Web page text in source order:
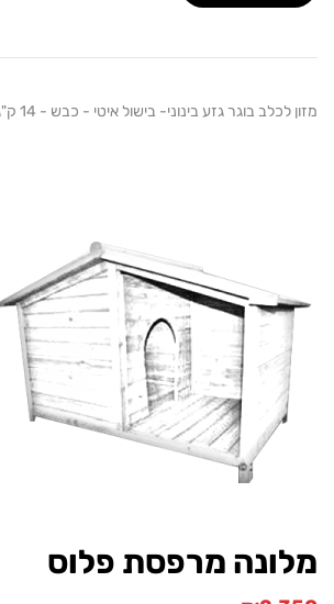
בוגר גזע בינוני- בישול איטי - כבש - 14 ק"ג
מרפסת פלוס